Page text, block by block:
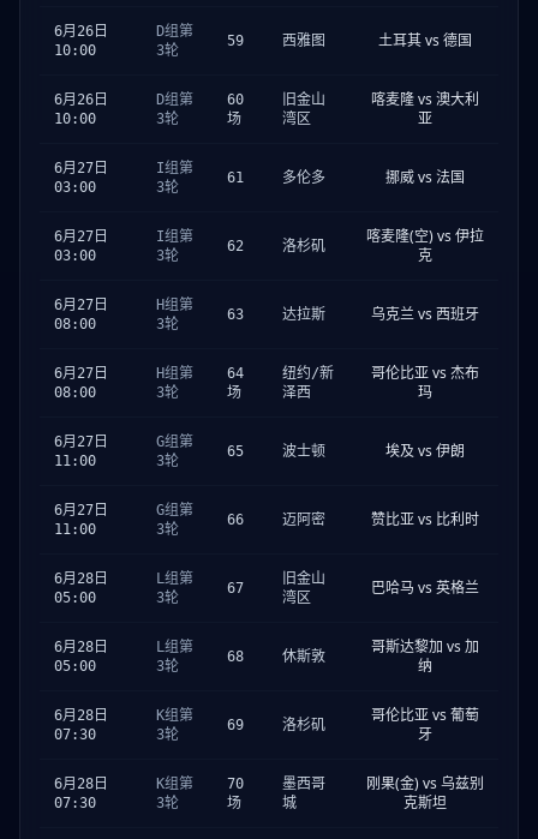
6月26日
10:00
D组第
3轮
59 西雅图 土耳其 vs 德国
6月26日
10:00
D组第
3轮
60
场
旧金山
湾区
喀麦隆 vs 澳大利
亚
6月27日
03:00
I组第
3轮
61 多伦多 挪威 vs 法国
6月27日
03:00
I组第
3轮
62 洛杉矶
喀麦隆(空) vs 伊拉
克
6月27日
08:00
H组第
3轮
63 达拉斯 乌克兰 vs 西班牙
6月27日
08:00
H组第
3轮
64
场
纽约/新
泽西
哥伦比亚 vs 杰布
玛
6月27日
11:00
G组第
3轮
65 波士顿 埃及 vs 伊朗
6月27日
11:00
G组第
3轮
66 迈阿密 赞比亚 vs 比利时
6月28日
05:00
L组第
3轮
67
旧金山
湾区
巴哈马 vs 英格兰
6月28日
05:00
L组第
3轮
68 休斯敦
哥斯达黎加 vs 加
纳
6月28日
07:30
K组第
3轮
69 洛杉矶
哥伦比亚 vs 葡萄
牙
6月28日
07:30
K组第
3轮
70
场
墨西哥
城
刚果(金) vs 乌兹别
克斯坦